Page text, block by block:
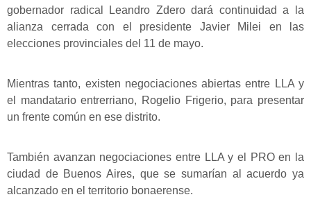
gobernador radical Leandro Zdero dará continuidad a la
alianza cerrada con el presidente Javier Milei en las
elecciones provinciales del 11 de mayo.
Mientras tanto, existen negociaciones abiertas entre LLA y
el mandatario entrerriano, Rogelio Frigerio, para presentar
un frente común en ese distrito.
También avanzan negociaciones entre LLA y el PRO en la
ciudad de Buenos Aires, que se sumarían al acuerdo ya
alcanzado en el territorio bonaerense.